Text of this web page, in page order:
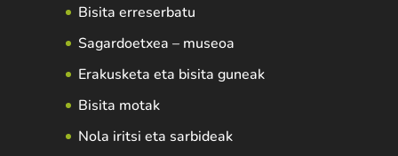
Bisita erreserbatu
Sagardoetxea – museoa
Erakusketa eta bisita guneak
Bisita motak
Nola iritsi eta sarbideak